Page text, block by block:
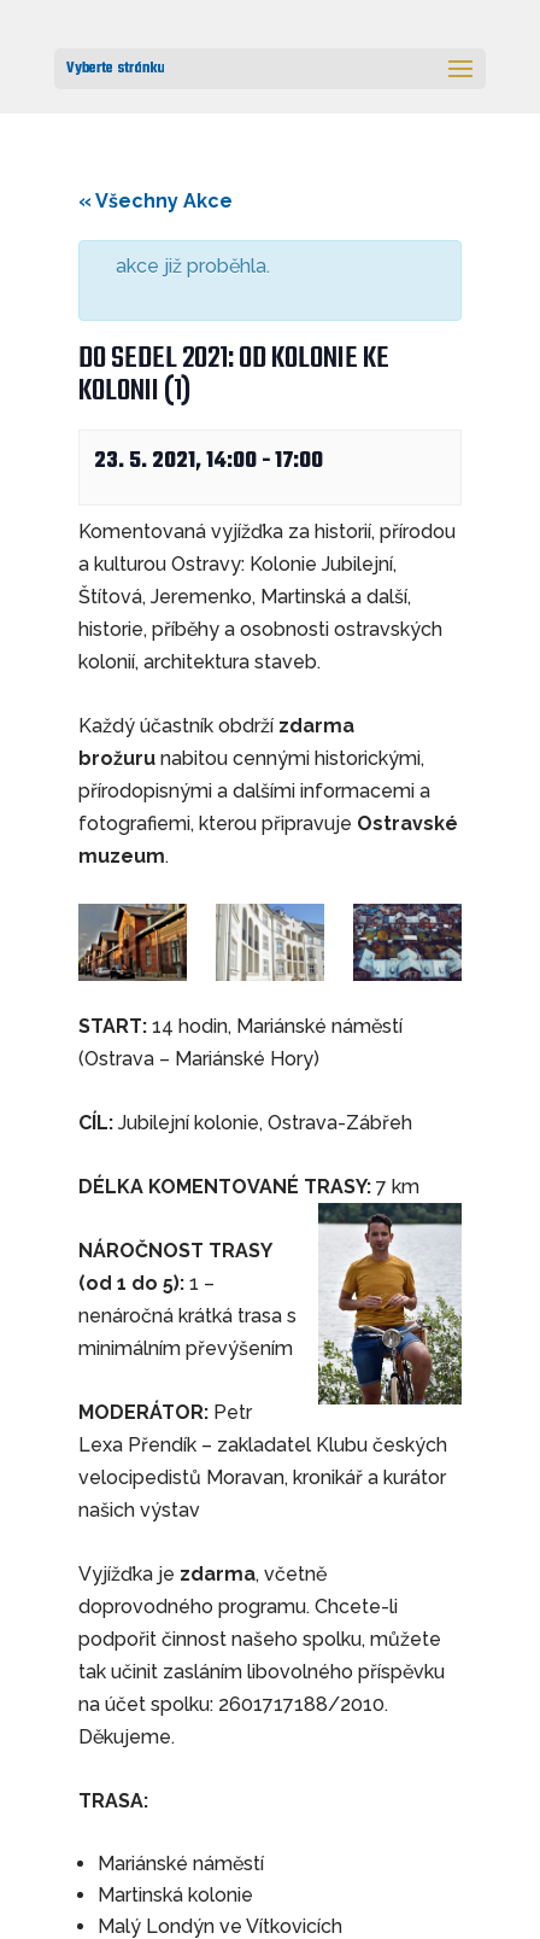
Vyberte stránku
« Všechny Akce
akce již proběhla.
DO SEDEL 2021: OD KOLONIE KE
KOLONII (1)
23. 5. 2021, 14:00-17:00
Komentovaná vyjížďka za historií, přírodou
a kulturou Ostravy: Kolonie Jubilejní,
Štítová, Jeremenko, Martinská a další,
historie, příběhy a osobnosti ostravských
kolonií, architektura staveb.
Každý účastník obdrží zdarma
brožurunabitou cennými historickými,
přírodopisnými a dalšími informacemi a
fotografiemi, kterou připravuje Ostravské
muzeum.
START:14 hodin, Mariánské náměstí
(Ostrava – Mariánské Hory)
CÍL:Jubilejní kolonie, Ostrava-Zábřeh
DÉLKA KOMENTOVANÉ TRASY:7 km
NÁROČNOST TRASY
(od 1 do 5):1 –
nenáročná krátká trasa s
minimálním převýšením
MODERÁTOR:Petr
Lexa Přendík – zakladatel Klubu českých
velocipedistů Moravan, kronikář a kurátor
našich výstav
Vyjížďka je zdarma, včetně
doprovodného programu. Chcete-li
podpořit činnost našeho spolku, můžete
tak učinit zasláním libovolného příspěvku
na účet spolku: 2601717188/2010.
Děkujeme.
TRASA:
Mariánské náměstí
Martinská kolonie
Malý Londýn ve Vítkovicích